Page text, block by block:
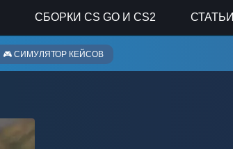
СБОРКИ CS GO И CS2 СТАТЬИ
🎮 СИМУЛЯТОР КЕЙСОВ